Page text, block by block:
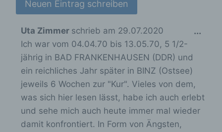
Uta Zimmer schrieb am 29.07.2020
Ich war vom 04.04.70 bis 13.05.70, 5 1/2-
jährig in BAD FRANKENHAUSEN (DDR) und
ein reichliches Jahr später in BINZ (Ostsee)
jeweils 6 Wochen zur "Kur". Vieles von dem,
was sich hier lesen lässt, habe ich auch erlebt
und sehe mich auch heute immer mal wieder
damit konfrontiert. In Form von Ängsten,
...
M
d) Einschränkung der Verarbeitung
Einschränkung der Verarbeitung ist die
Markierung gespeicherter
personenbezogener Daten mit dem Ziel, ihre
künftige Verarbeitung einzuschränken.
e) Profiling